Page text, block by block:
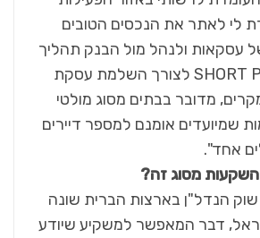
לי לאתר את הנכסים הטובים
עסקאות ולנהל מול הבנק תהליך
שמכונה SHORT PAY OFF לצורך השלמת עסקת
מדובר בבתים מסוג מולטי
בני 3 קומות שמיועדים אומנם למספר דיירים
אחד".
השקעות מסוג זה?
הנדל"ן בארצות הברית שונה
דבר המאפשר למשקיע שיודע